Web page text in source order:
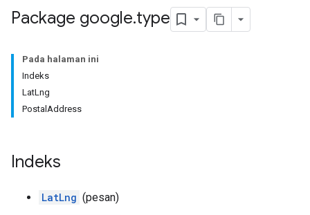
Package google.type
Pada halaman ini
Indeks
LatLng
PostalAddress
Indeks
LatLng (pesan)